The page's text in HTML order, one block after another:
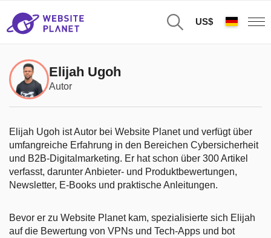
US$
Elijah Ugoh
Autor
Elijah Ugoh ist Autor bei Website Planet und verfügt über
umfangreiche Erfahrung in den Bereichen Cybersicherheit
und B2B-Digitalmarketing. Er hat schon über 300 Artikel
verfasst, darunter Anbieter- und Produktbewertungen,
Newsletter, E-Books und praktische Anleitungen.
Bevor er zu Website Planet kam, spezialisierte sich Elijah
auf die Bewertung von VPNs und Tech-Apps und bot